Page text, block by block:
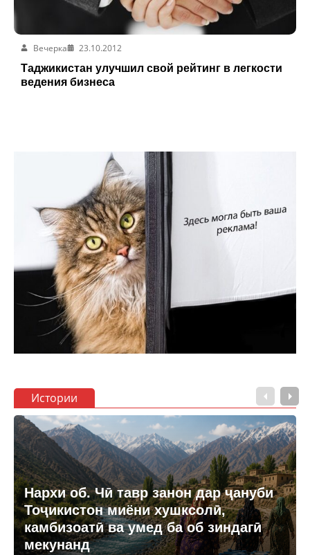
Вечерка
23.10.2012
Таджикистан улучшил свой рейтинг в легкости
ведения бизнеса
Истории
Нархи об. Чӣ тавр занон дар ҷануби
Тоҷикистон миёни хушксолӣ,
камбизоатӣ ва умед ба об зиндагӣ
мекунанд